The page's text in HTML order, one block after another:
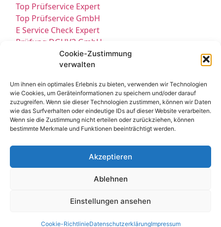
Cookie-Zustimmung
verwalten
Um ihnen ein optimales Erlebnis zu bieten, verwenden wir Technologien
wie Cookies, um Geräteinformationen zu speichern und/oder darauf
zuzugreifen. Wenn sie dieser Technologien zustimmen, können wir Daten
wie das Surfverhalten oder eindeutige IDs auf dieser Website verarbeiten.
Wenn sie die Zustimmung nicht erteilen oder zurückziehen, können
bestimmte Merkmale und Funktionen beeinträchtigt werden.
Akzeptieren
Ablehnen
Einstellungen ansehen
Cookie-RichtlinieDatenschutzerklärungImpressum
Top Prüfservice Expert
Top Prüfservice GmbH
E Service Check Expert
Prüfung DGUV3 GmbH
Sicherheitsprüfungen Partners
Sicherheitsprüfungen Expert
Prüfung elektrischer Anlagen
Kontakt Impressum
© All Rights Reserved 2025